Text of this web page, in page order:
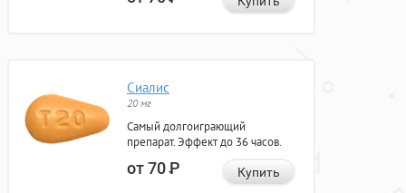
Сиалис
20 мг
Самый долгоиграющий
препарат. Эффект до 36 часов.
от 70Р Купить